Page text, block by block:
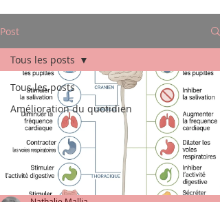
Post
Tous les posts
Amélioration du quotidien
Tous les posts